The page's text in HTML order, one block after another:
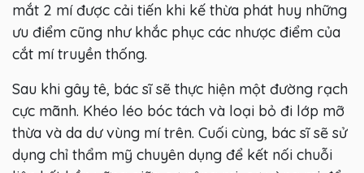
mắt 2 mí được cải tiến khi kế thừa phát huy những
ưu điểm cũng như khắc phục các nhược điểm của
cắt mí truyền thống.
Sau khi gây tê, bác sĩ sẽ thực hiện một đường rạch
cực mãnh. Khéo léo bóc tách và loại bỏ đi lớp mỡ
thừa và da dư vùng mí trên. Cuối cùng, bác sĩ sẽ sử
dụng chỉ thẩm mỹ chuyên dụng để kết nối chuỗi